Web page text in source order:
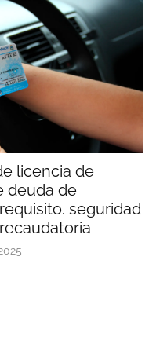
licencia de
deuda de
seguridad